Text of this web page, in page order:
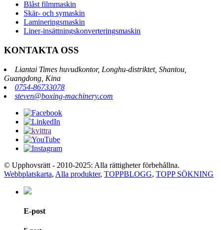
Blåst filmmaskin
Skär- och symaskin
Lamineringsmaskin
Liner-insättningskonverteringsmaskin
KONTAKTA OSS
Liantai Times huvudkontor, Longhu-distriktet, Shantou,
Guangdong, Kina
0754-86733078
steven@boxing-machinery.com
© Upphovsrätt - 2010-2025: Alla rättigheter förbehållna.
Webbplatskarta, Alla produkter, TOPPBLOGG, TOPP SÖKNING
E-post